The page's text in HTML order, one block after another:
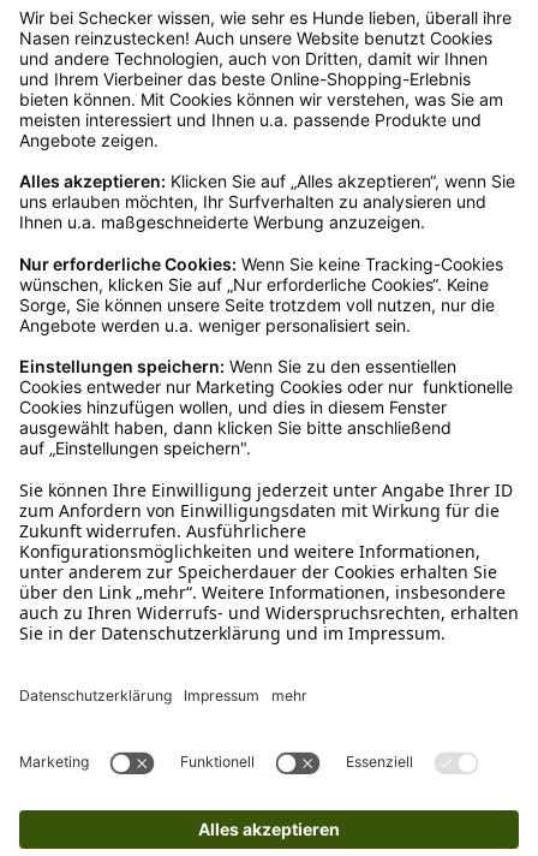
Rücksendeetikett auf das Paket. Dieses kannst du
dir in deinem Kundenkonto anfordern. Hast du als
Gast bestellt, schreibe uns eine Email an
verkauf@schecker.de oder rufe zu unseren
Servicezeiten an, dann lassen wir dir ein
Rücksendeetikett zukommen.
Mo – Fr 9 – 17 Uhr, Sa 9 – 13 Uhr
Ruf uns an
Schreibe uns
verkauf@schecker.de
WhatsApp Support
Tritt unserem Newsletter bei